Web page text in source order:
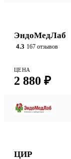
ЭндоМедЛаб
4.3 167 отзывов
ЦЕНА
2 880 ₽
ЦИР